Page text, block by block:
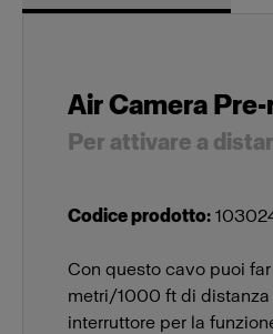
Air Camera
Per attivare a
Codice prodotto:
Con questo cavo puoi
metri/1000 ft di distanza
interruttore per la